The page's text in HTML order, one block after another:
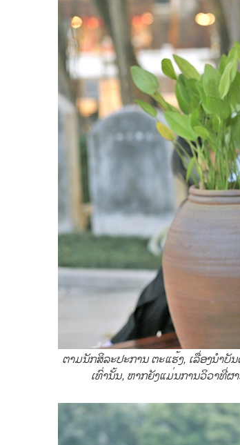
ຕາມນັກສິລະປະການ ຕະແຮ້ງ, ເລື່ອງນຳ
ເທົ່ານັ້ນ, ຫາກຍັງແມ່ນການວິວາທີ່